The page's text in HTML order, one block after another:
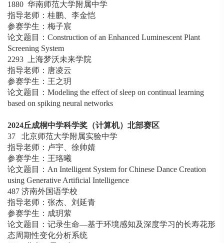
1880 华南师范大学附属中学
指导老师：桂鹏、李金恺
参赛学生：梅子宸
论文题目：Construction of an Enhanced Luminescent Plant
Screening System
2293 上海梦沃未来学院
指导老师：唐凌云
参赛学生：王之玥
论文题目：Modeling the effect of sleep on continual learning
based on spiking neural networks
2024丘成桐中学科学奖（计算机）北部赛区
37 北京师范大学附属实验中学
指导老师：卢宇、徐帅婧
参赛学生：王珞曦
论文题目：An Intelligent System for Chinese Dance Creation
using Generative Artificial Intelligence
487 济南外国语学校
指导老师：张杰、刘延青
参赛学生：成玥萦
论文题目：记录生命—基于环境感知及深度学习的长寿花形
态周期性变化分析系统